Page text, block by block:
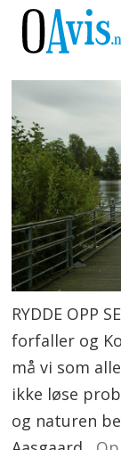
RYDDE OPP
forfaller og
må vi som
ikke løse
og naturen